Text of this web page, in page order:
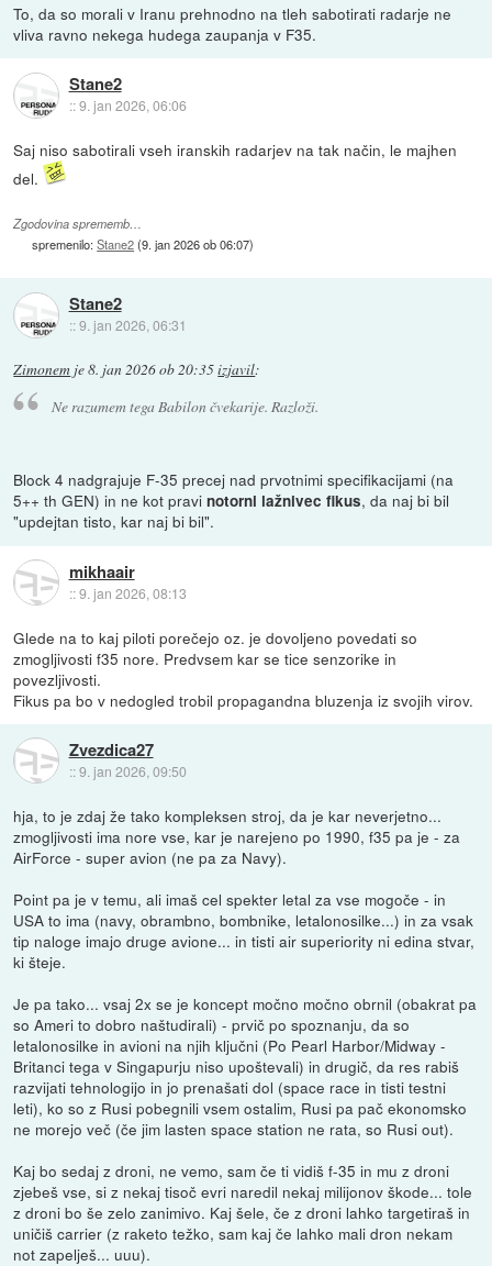
To, da so morali v Iranu prehnodno na tleh sabotirati radarje ne
vliva ravno nekega hudega zaupanja v F35.
Stane2
::9. jan 2026, 06:06
Saj niso sabotirali vseh iranskih radarjev na tak način, le majhen
del.
Zgodovina sprememb…
spremenilo:Stane2(9. jan 2026 ob 06:07)
Stane2
::9. jan 2026, 06:31
Zimonem je8. jan 2026 ob 20:35izjavil:
Ne razumem tega Babilon čvekarije. Razloži.
Block 4 nadgrajuje F-35 precej nad prvotnimi specifikacijami (na
5++ th GEN) in ne kot pravinotorni lažnivec fikus, da naj bi bil
"updejtan tisto, kar naj bi bil".
mikhaair
::9. jan 2026, 08:13
Glede na to kaj piloti porečejo oz. je dovoljeno povedati so
zmogljivosti f35 nore. Predvsem kar se tice senzorike in
povezljivosti.
Fikus pa bo v nedogled trobil propagandna bluzenja iz svojih virov.
Zvezdica27
::9. jan 2026, 09:50
hja, to je zdaj že tako kompleksen stroj, da je kar neverjetno...
zmogljivosti ima nore vse, kar je narejeno po 1990, f35 pa je - za
AirForce - super avion (ne pa za Navy).
Point pa je v temu, ali imaš cel spekter letal za vse mogoče - in
USA to ima (navy, obrambno, bombnike, letalonosilke...) in za vsak
tip naloge imajo druge avione... in tisti air superiority ni edina stvar,
ki šteje.
Je pa tako... vsaj 2x se je koncept močno močno obrnil (obakrat pa
so Ameri to dobro naštudirali) - prvič po spoznanju, da so
letalonosilke in avioni na njih ključni (Po Pearl Harbor/Midway -
Britanci tega v Singapurju niso upoštevali) in drugič, da res rabiš
razvijati tehnologijo in jo prenašati dol (space race in tisti testni
leti), ko so z Rusi pobegnili vsem ostalim, Rusi pa pač ekonomsko
ne morejo več (če jim lasten space station ne rata, so Rusi out).
Kaj bo sedaj z droni, ne vemo, sam če ti vidiš f-35 in mu z droni
zjebeš vse, si z nekaj tisoč evri naredil nekaj milijonov škode... tole
z droni bo še zelo zanimivo. Kaj šele, če z droni lahko targetiraš in
uničiš carrier (z raketo težko, sam kaj če lahko mali dron nekam
not zapelješ... uuu).